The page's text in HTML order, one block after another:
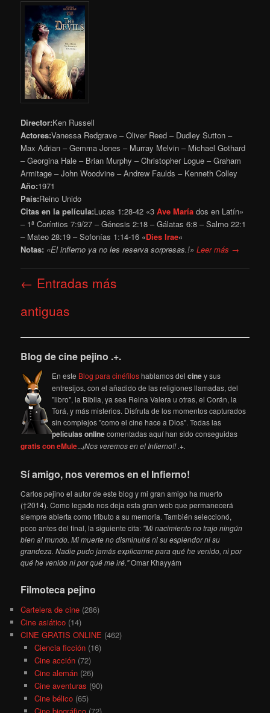
Director:Ken Russell
Actores:Vanessa Redgrave – Oliver Reed – Dudley Sutton –
Max Adrian – Gemma Jones – Murray Melvin – Michael Gothard
– Georgina Hale – Brian Murphy – Christopher Logue – Graham
Armitage – John Woodvine – Andrew Faulds – Kenneth Colley
Año:1971
País:Reino Unido
Citas en la película:Lucas 1:28-42 «3Ave María dos en Latín»
– 1ª Coríntios 7:9/27 – Génesis 2:18 – Gálatas 6:8 – Salmo 22:1
– Mateo 28:19 – Sofonías 1:14-16 «Dies Irae«
Notas: «El infierno ya no les reserva sorpresas.!»Leer más →
de
← Entradas más
antiguas
Blog de cine pejino .+.
En este Blog para cinéfiloshablamos delciney sus
entresijos, con el añadido de las religiones llamadas, del
"libro", la Biblia, ya sea Reina Valera u otras, el Corán, la
Torá, y más misterios. Disfruta de los momentos capturados
sin complejos "como el cine hace a Dios". Todas las
películas onlinecomentadas aquí han sido conseguidas
gratis con eMule...¡Nos veremos en el Infierno!! .+.
Sí amigo, nos veremos en el Infierno!
Carlos pejino el autor de este blog y mi gran amigo ha muerto
(†2014). Como legado nos deja esta gran web que permanecerá
siempre abierta como tributo a su memoria. También seleccionó,
poco antes del final, la siguiente cita: "Mi nacimiento no trajo ningún
bien al mundo. Mi muerte no disminuirá ni su esplendor ni su
grandeza. Nadie pudo jamás explicarme para qué he venido, ni por
qué he venido ni por qué me iré."Omar Khayyám
Filmoteca pejino
Cartelera de cine (286)
Cine asiático (14)
CINE GRATIS ONLINE (462)
Ciencia ficción(16)
Cine acción(72)
Cine alemán(26)
Cine aventuras (90)
Cine bélico(65)